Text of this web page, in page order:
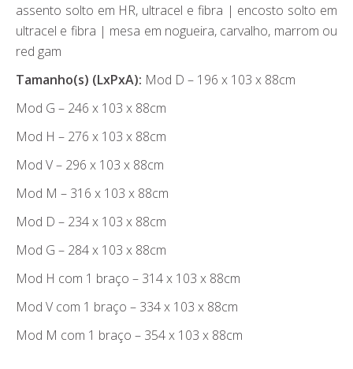
assento solto em HR, ultracel e fibra | encosto solto em
ultracel e fibra | mesa em nogueira, carvalho, marrom ou
red gam
Tamanho(s) (LxPxA): Mod D – 196 x 103 x 88cm
Mod G – 246 x 103 x 88cm
Mod H – 276 x 103 x 88cm
Mod V – 296 x 103 x 88cm
Mod M – 316 x 103 x 88cm
Mod D – 234 x 103 x 88cm
Mod G – 284 x 103 x 88cm
Mod H com 1 braço – 314 x 103 x 88cm
Mod V com 1 braço – 334 x 103 x 88cm
Mod M com 1 braço – 354 x 103 x 88cm